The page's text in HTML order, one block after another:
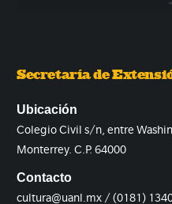
Secretaría de
Ubicación
Colegio Civil s/n, entre
Monterrey. C.P. 64000
Contacto
cultura@uanl.mx / (0181)